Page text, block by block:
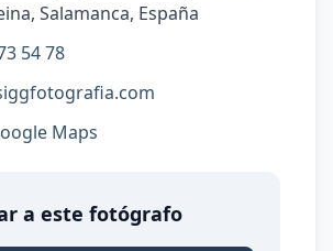
Salamanca, España
54 78
Maps
a este fotógrafo